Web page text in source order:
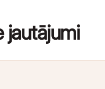
jautājumi